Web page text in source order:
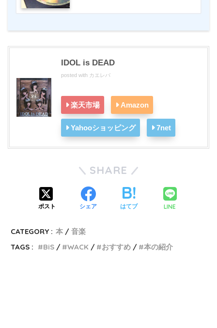
IDOL is DEAD
posted with カエレバ
楽天市場 Amazon
Yahooショッピング 7net
SHARE
ポスト シェア はてブ LINE
CATEGORY : 本
音楽
TAGS :
BiS WACK おすすめ 本の紹介